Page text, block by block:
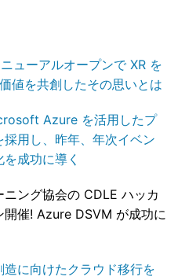
ューアルオープンで XR を
値を共創したその思いとは
Azure を活用したプ
採用し、昨年、年次イベン
成功に導く
ニング協会の CDLE ハッカ
開催! Azure DSVM が成功に
造に向けたクラウド移行を